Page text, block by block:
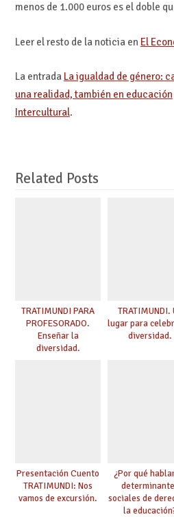
menos de 1.000 euros es el doble
Leer el resto de la noticia en El
La entrada La igualdad de género:
una realidad, también en educación
Intercultural.
Related Posts
TRATIMUNDI PARA
PROFESORADO.
Enseñar la
diversidad.
TRATIMUNDI.
lugar para
diversidad.
Presentación Cuento
TRATIMUNDI: Nos
vamos de excursión.
¿Por qué
sociales de
la